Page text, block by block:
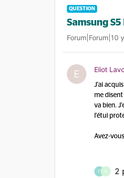
QUESTION
Samsung
Forum|Forum|10
E Eliot
J'ai
me
va bien.
l'étui
Avez-
F G
2